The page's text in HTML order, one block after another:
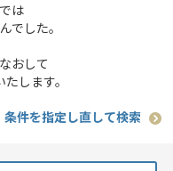
は
でした。
おして
します。
条件を指定し直して検索